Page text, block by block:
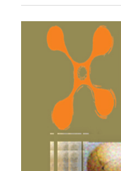
Barra
lateral
artigos